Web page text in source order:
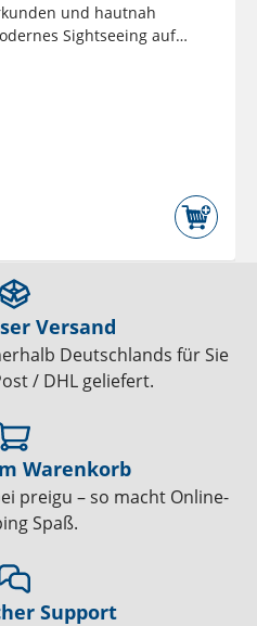
und hautnah
Sightseeing auf
Versand
Deutschlands für Sie
/ DHL geliefert.
Warenkorb
preigu – so macht Online-
Spaß.
Support